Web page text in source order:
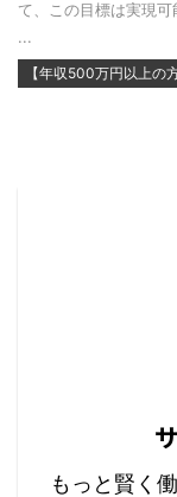
て、この目標は実現
...
【年収500万円以上の
もっと賢く